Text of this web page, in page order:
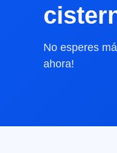
No esperes
ahora!